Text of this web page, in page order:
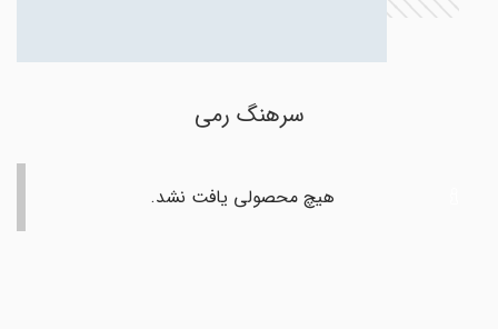
سرهنگ رمی
هیچ محصولی یافت نشد.